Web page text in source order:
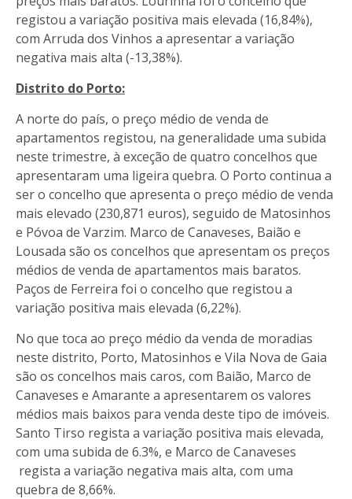
registou a variação positiva mais elevada (16,84%),
com Arruda dos Vinhos a apresentar a variação
negativa mais alta (-13,38%).
Distrito do Porto:
A norte do país, o preço médio de venda de
apartamentos registou, na generalidade uma subida
neste trimestre, à exceção de quatro concelhos que
apresentaram uma ligeira quebra. O Porto continua a
ser o concelho que apresenta o preço médio de venda
mais elevado (230,871 euros), seguido de Matosinhos
e Póvoa de Varzim. Marco de Canaveses, Baião e
Lousada são os concelhos que apresentam os preços
médios de venda de apartamentos mais baratos.
Paços de Ferreira foi o concelho que registou a
variação positiva mais elevada (6,22%).
No que toca ao preço médio da venda de moradias
neste distrito, Porto, Matosinhos e Vila Nova de Gaia
são os concelhos mais caros, com Baião, Marco de
Canaveses e Amarante a apresentarem os valores
médios mais baixos para venda deste tipo de imóveis.
Santo Tirso regista a variação positiva mais elevada,
com uma subida de 6.3%, e Marco de Canaveses
regista a variação negativa mais alta, com uma
quebra de 8,66%.